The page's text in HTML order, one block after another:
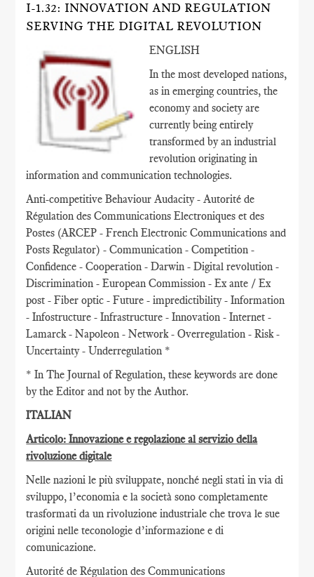
I-1.32: INNOVATION AND REGULATION
SERVING THE DIGITAL REVOLUTION
ENGLISH
In the most developed nations,
as in emerging countries, the
economy and society are
currently being entirely
transformed by an industrial
revolution originating in
information and communication technologies.
Anti-competitive Behaviour Audacity - Autorité de
Régulation des Communications Electroniques et des
Postes (ARCEP - French Electronic Communications and
Posts Regulator) - Communication - Competition -
Confidence - Cooperation - Darwin - Digital revolution -
Discrimination - European Commission - Ex ante / Ex
post - Fiber optic - Future - impredictibility - Information
- Infostructure - Infrastructure - Innovation - Internet -
Lamarck - Napoleon - Network - Overregulation - Risk -
Uncertainty - Underregulation *
* In The Journal of Regulation, these keywords are done
by the Editor and not by the Author.
ITALIAN
Articolo: Innovazione e regolazione al servizio della
rivoluzione digitale
Nelle nazioni le più sviluppate, nonché negli stati in via di
sviluppo, l’economia e la società sono completamente
trasformati da un rivoluzione industriale che trova le sue
origini nelle teconologie d’informazione e di
comunicazione.
Autorité de Régulation des Communications